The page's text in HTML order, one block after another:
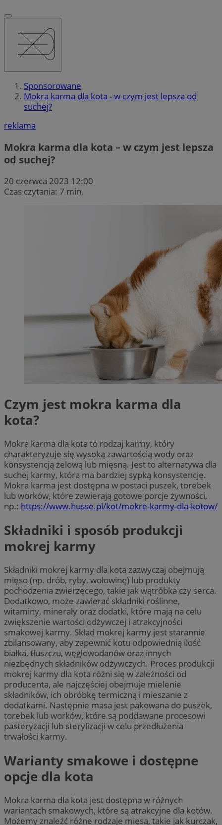
Sponsorowane
Mokra karma dla kota - w czym jest lepsza od
suchej?
reklama
Mokra karma dla kota – w czym jest lepsza
od suchej?
20 czerwca 2023 12:00
Czas czytania: 7 min.
Czym jest mokra karma dla
kota?
Mokra karma dla kota to rodzaj karmy, który
charakteryzuje się wysoką zawartością wody oraz
konsystencją żelową lub mięsną. Jest to alternatywa dla
suchej karmy, która ma bardziej sypką konsystencję.
Mokra karma jest dostępna w postaci puszek, torebek
lub worków, które zawierają gotowe porcje żywności,
np.: https://www.husse.pl/kot/mokre-karmy-dla-kotow/
Składniki i sposób produkcji
mokrej karmy
Składniki mokrej karmy dla kota zazwyczaj obejmują
mięso (np. drób, ryby, wołowinę) lub produkty
pochodzenia zwierzęcego, takie jak wątróbka czy serca.
Dodatkowo, może zawierać składniki roślinne,
witaminy, minerały oraz dodatki, które mają na celu
zwiększenie wartości odżywczej i atrakcyjności
smakowej karmy. Skład mokrej karmy jest starannie
zbilansowany, aby zapewnić kotu odpowiednią ilość
białka, tłuszczu, węglowodanów oraz innych
niezbędnych składników odżywczych. Proces produkcji
mokrej karmy dla kota różni się w zależności od
producenta, ale najczęściej obejmuje mielenie
składników, ich obróbkę termiczną i mieszanie z
dodatkami. Następnie masa jest pakowana do puszek,
torebek lub worków, które są poddawane procesowi
pasteryzacji lub sterylizacji w celu przedłużenia
trwałości karmy.
Warianty smakowe i dostępne
opcje dla kota
Mokra karma dla kota jest dostępna w różnych
wariantach smakowych, które są atrakcyjne dla kotów.
Możemy znaleźć różne rodzaje mięsa, takie jak kurczak,